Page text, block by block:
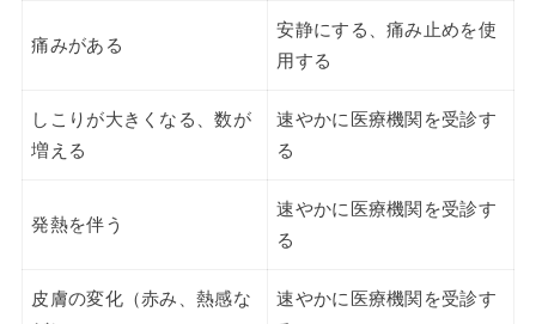
痛みがある
安静にする、痛み止めを使
用する
しこりが大きくなる、数が
増える
速やかに医療機関を受診す
る
発熱を伴う
速やかに医療機関を受診す
る
皮膚の変化（赤み、熱感な
速やかに医療機関を受診す